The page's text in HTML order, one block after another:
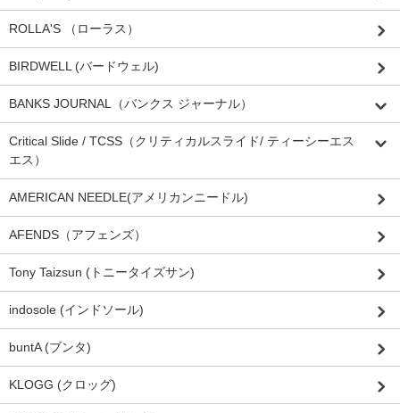
ROLLA'S （ローラス）
BIRDWELL (バードウェル)
BANKS JOURNAL（バンクス ジャーナル）
Critical Slide / TCSS（クリティカルスライド/ ティーシーエス
エス）
AMERICAN NEEDLE(アメリカンニードル)
AFENDS（アフェンズ）
Tony Taizsun (トニータイズサン)
indosole (インドソール)
buntA (ブンタ)
KLOGG (クロッグ)